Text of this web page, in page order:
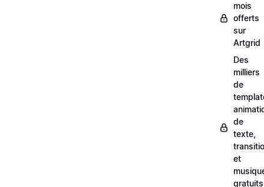
mois
offerts
sur
Artgrid
Des
milliers
de
de
texte,
et
gratuits